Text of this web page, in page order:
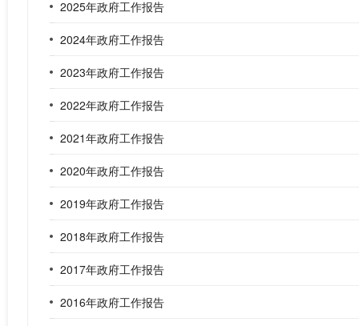
2025年政府工作报告
2024年政府工作报告
2023年政府工作报告
2022年政府工作报告
2021年政府工作报告
2020年政府工作报告
2019年政府工作报告
2018年政府工作报告
2017年政府工作报告
2016年政府工作报告